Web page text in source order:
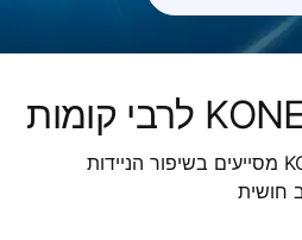
גלו כיצד הפתרונות של KONE מסייעים בשיפור הניידות
חושית